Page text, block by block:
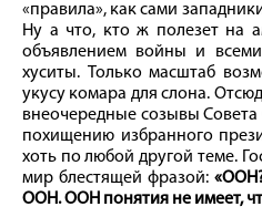
«правила», как сами
Ну а что, кто ж полезет на
объявлением войны и
хуситы. Только масштаб
укусу комара для слона.
внеочередные созывы
похищению избранного
хоть по любой другой теме.
мир блестящей фразой:
ООН. ООН понятия не имеет,